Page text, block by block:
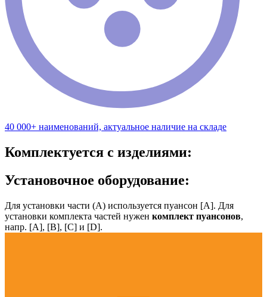
40 000+ наименований, актуальное наличие на складе
Комплектуется с изделиями:
Установочное оборудование:
Для установки части (А) используется пуансон [А]. Для
установки комплекта частей нужен комплект пуансонов,
напр. [А], [B], [С] и [D].